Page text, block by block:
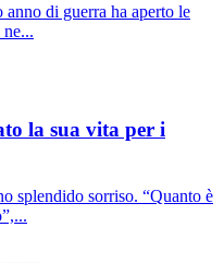
di guerra ha aperto le
la sua vita per i
splendido sorriso. “Quanto è